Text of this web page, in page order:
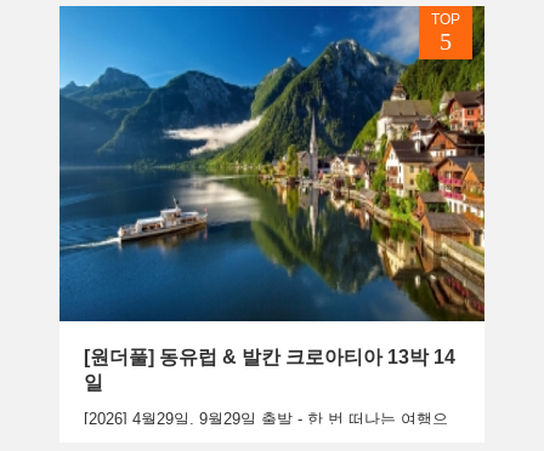
양도시, 빙하와 설산이 어우러진 절경을 베르니나...
상품보기
TOP
5
[원더풀] 동유럽 & 발칸 크로아티아 13박 14
일
[2026] 4월29일, 9월29일 출발 - 한 번 떠나는 여행으